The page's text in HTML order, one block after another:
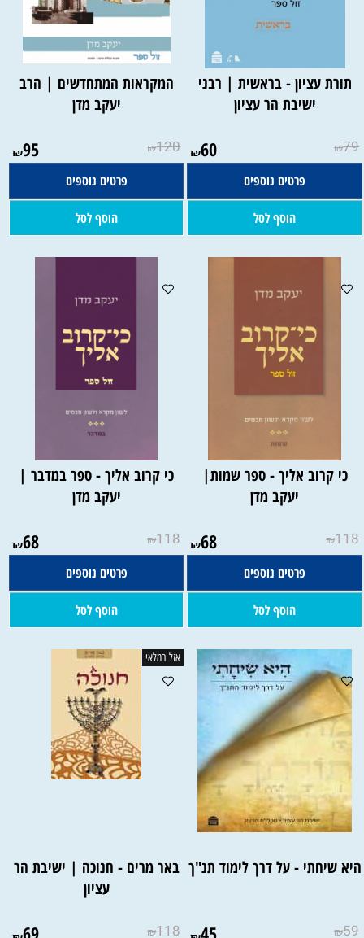
תורת עציון - בראשית | רבני
ישיבת הר עציון
₪79
₪60
פרטים נוספים
הוסף לסל
המקראות המתחדשים | הרב
יעקב מדן
₪120
₪95
פרטים נוספים
הוסף לסל
כי קרוב אליך - ספר שמות|
יעקב מדן
₪118
₪68
פרטים נוספים
הוסף לסל
כי קרוב אליך - ספר במדבר |
יעקב מדן
₪118
₪68
פרטים נוספים
הוסף לסל
היא שיחתי - על דרך לימוד תנ"ך
₪59
45
אזל במלאי
באר מרים - חנוכה | ישיבת הר
עציון
₪118
69